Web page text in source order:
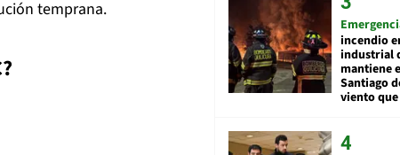
temprana.
incendio
industrial
mantiene
Santiago
viento que